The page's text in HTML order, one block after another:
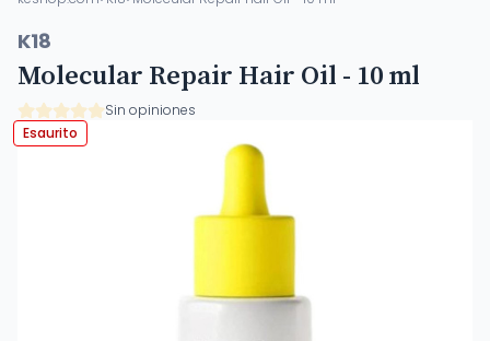
K18
Molecular Repair Hair Oil - 10 ml
Sin opiniones
Esaurito